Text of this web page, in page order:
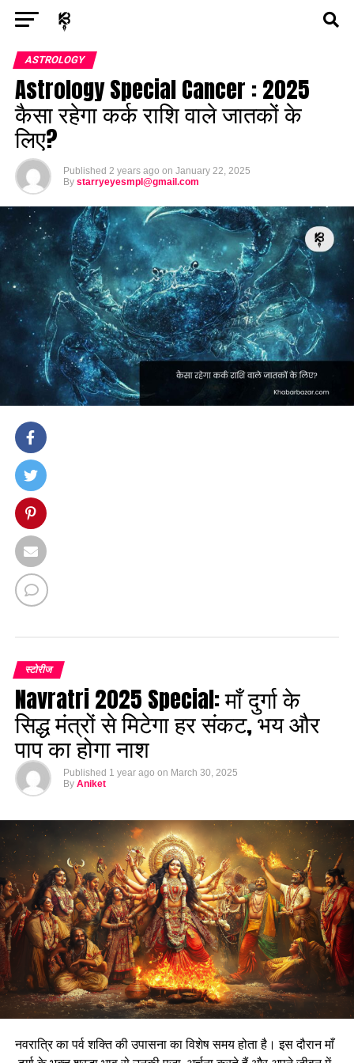
ENTERTAINMENT
POLITICS TECH SPORTS HEALTH
ASTROLOGY
Astrology Special Cancer : 2025
कैसा रहेगा कर्क राशि वाले जातकों के
लिए?
Published 2 years ago on January 22, 2025
By starryeyesmpl@gmail.com
स्टोरीज
Navratri 2025 Special: माँ दुर्गा के
सिद्ध मंत्रों से मिटेगा हर संकट, भय और
पाप का होगा नाश
Published 1 year ago on March 30, 2025
By Aniket
नवरात्रि का पर्व शक्ति की उपासना का विशेष समय होता है। इस दौरान माँ